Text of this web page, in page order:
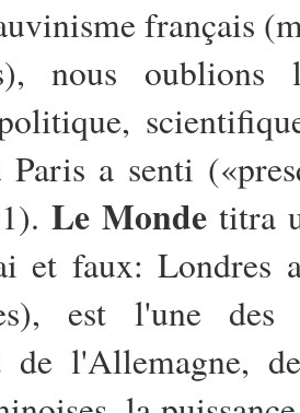
français
nous oublions
Paris a senti
Le Monde titra
et faux: Londres
est l'une
de l'Allemagne,